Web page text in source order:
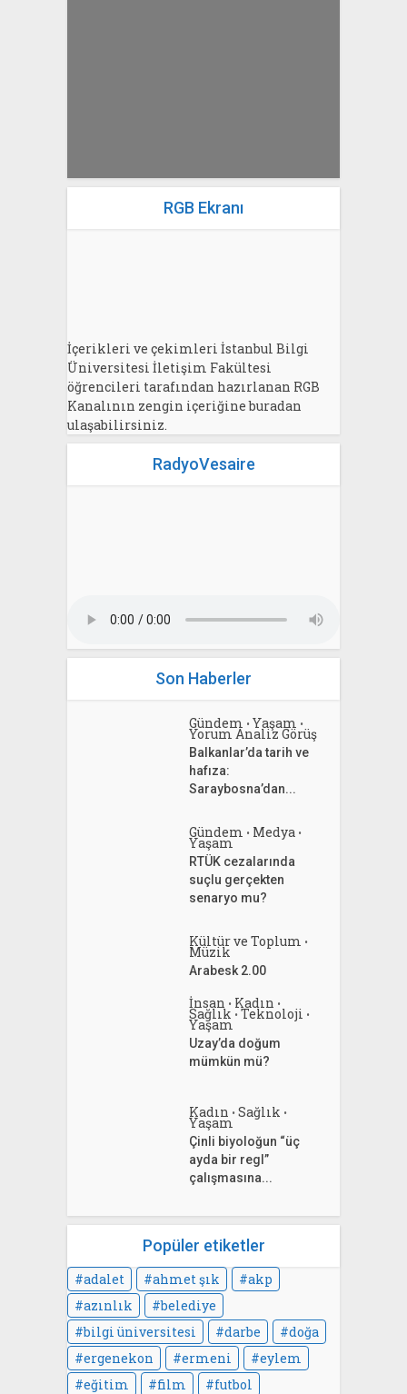
RGB Ekranı
İçerikleri ve çekimleri İstanbul Bilgi
Üniversitesi İletişim Fakültesi
öğrencileri tarafından hazırlanan RGB
Kanalının zengin içeriğine buradan
ulaşabilirsiniz.
RadyoVesaire
Son Haberler
Gündem • Yaşam •
Yorum Analiz Görüş
Balkanlar’da tarih ve
hafıza:
Saraybosna’dan...
Gündem • Medya •
Yaşam
RTÜK cezalarında
suçlu gerçekten
senaryo mu?
Kültür ve Toplum •
Müzik
Arabesk 2.00
İnsan • Kadın •
Sağlık • Teknoloji •
Yaşam
Uzay’da doğum
mümkün mü?
Kadın • Sağlık •
Yaşam
Çinli biyoloğun “üç
ayda bir regl”
çalışmasına...
Popüler etiketler
adalet ahmet şık
akp
azınlık
belediye
bilgi üniversitesi
darbe
doğa
ergenekon
ermeni
eylem
eğitim
film
futbol